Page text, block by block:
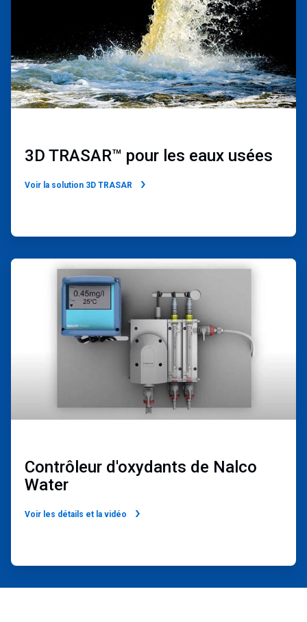
3D TRASAR™ pour les eaux usées
Voir la solution 3D TRASAR
ArticleTile
Contrôleur d'oxydants de Nalco
Water
Voir les détails et la vidéo​​​​​​​